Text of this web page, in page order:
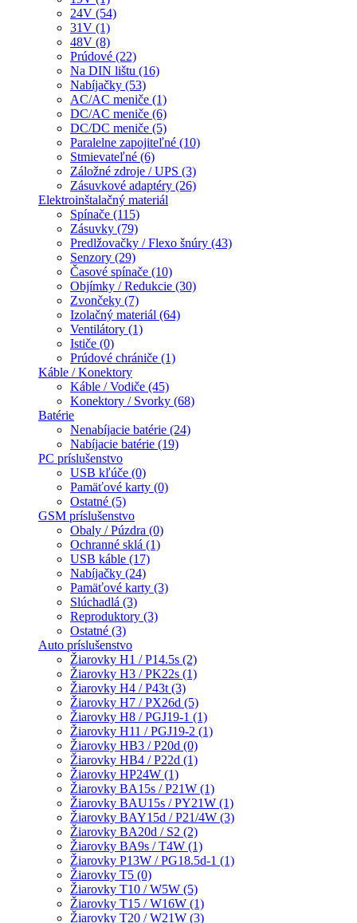
24V (54)
31V (1)
48V (8)
Prúdové (22)
Na DIN lištu (16)
Nabíjačky (53)
AC/AC meniče (1)
DC/AC meniče (6)
DC/DC meniče (5)
Paralelne zapojiteľné (10)
Stmievateľné (6)
Záložné zdroje / UPS (3)
Zásuvkové adaptéry (26)
Elektroinštalačný materiál
Spínače (115)
Zásuvky (79)
Predlžovačky / Flexo šnúry (43)
Senzory (29)
Časové spínače (10)
Objímky / Redukcie (30)
Zvončeky (7)
Izolačný materiál (64)
Ventilátory (1)
Ističe (0)
Prúdové chrániče (1)
Káble / Konektory
Káble / Vodiče (45)
Konektory / Svorky (68)
Batérie
Nenabíjacie batérie (24)
Nabíjacie batérie (19)
PC príslušenstvo
USB kľúče (0)
Pamäťové karty (0)
Ostatné (5)
GSM príslušenstvo
Obaly / Púzdra (0)
Ochranné sklá (1)
USB káble (17)
Nabíjačky (24)
Pamäťové karty (3)
Slúchadlá (3)
Reproduktory (3)
Ostatné (3)
Auto príslušenstvo
Žiarovky H1 / P14.5s (2)
Žiarovky H3 / PK22s (1)
Žiarovky H4 / P43t (3)
Žiarovky H7 / PX26d (5)
Žiarovky H8 / PGJ19-1 (1)
Žiarovky H11 / PGJ19-2 (1)
Žiarovky HB3 / P20d (0)
Žiarovky HB4 / P22d (1)
Žiarovky HP24W (1)
Žiarovky BA15s / P21W (1)
Žiarovky BAU15s / PY21W (1)
Žiarovky BAY15d / P21/4W (3)
Žiarovky BA20d / S2 (2)
Žiarovky BA9s / T4W (1)
Žiarovky P13W / PG18.5d-1 (1)
Žiarovky T5 (0)
Žiarovky T10 / W5W (5)
Žiarovky T15 / W16W (1)
Žiarovky T20 / W21W (3)